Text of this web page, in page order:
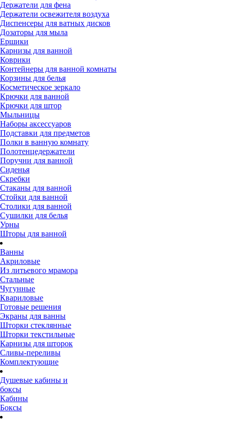
Держатели для фена
Держатели освежителя воздуха
Диспенсеры для ватных дисков
Дозаторы для мыла
Ершики
Карнизы для ванной
Коврики
Контейнеры для ванной комнаты
Корзины для белья
Косметическое зеркало
Крючки для ванной
Крючки для штор
Мыльницы
Наборы аксессуаров
Подставки для предметов
Полки в ванную комнату
Полотенцедержатели
Поручни для ванной
Сиденья
Скребки
Стаканы для ванной
Стойки для ванной
Столики для ванной
Сушилки для белья
Урны
Шторы для ванной
Ванны
Акриловые
Из литьевого мрамора
Стальные
Чугунные
Квариловые
Готовые решения
Экраны для ванны
Шторки стеклянные
Шторки текстильные
Карнизы для шторок
Сливы-переливы
Комплектующие
Душевые кабины и
боксы
Кабины
Боксы